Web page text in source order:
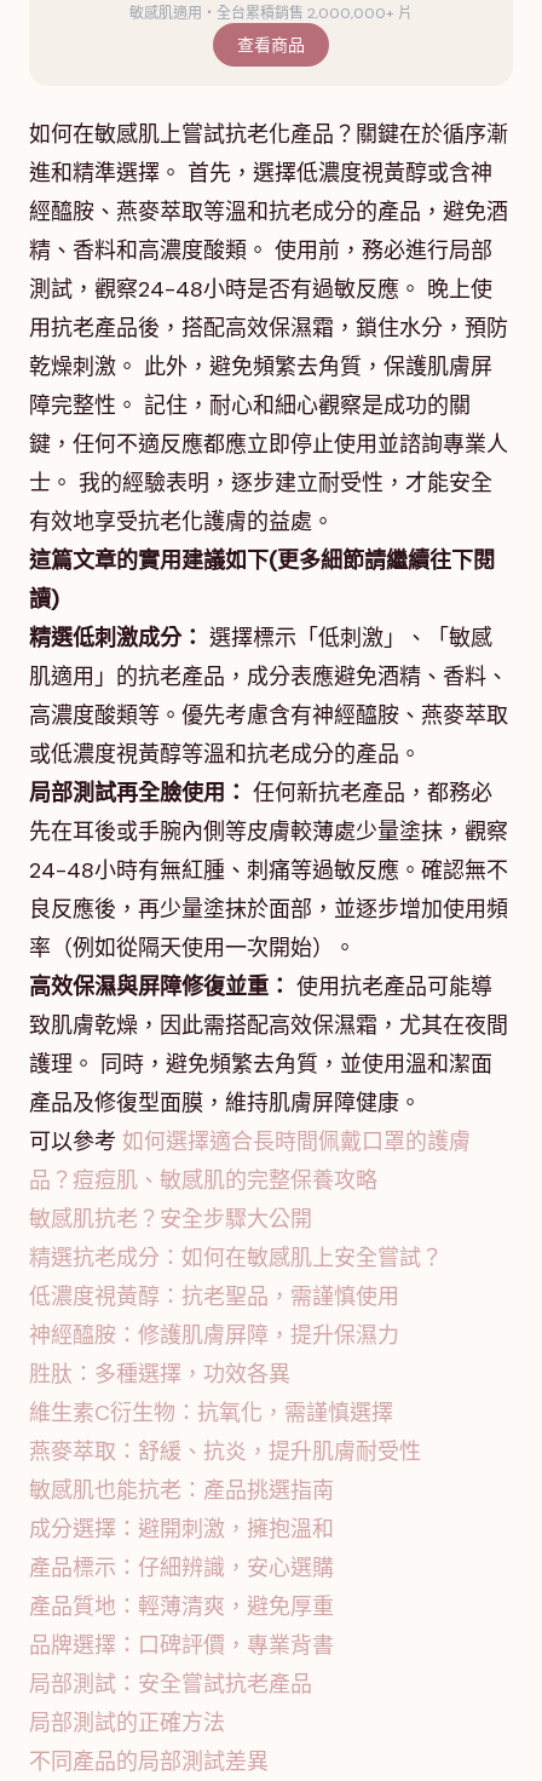
敏感肌適用・全台累積銷售 2,000,000+ 片
查看商品
如何在敏感肌上嘗試抗老化產品？關鍵在於循序漸
進和精準選擇。 首先，選擇低濃度視黃醇或含神
經醯胺、燕麥萃取等溫和抗老成分的產品，避免酒
精、香料和高濃度酸類。 使用前，務必進行局部
測試，觀察24-48小時是否有過敏反應。 晚上使
用抗老產品後，搭配高效保濕霜，鎖住水分，預防
乾燥刺激。 此外，避免頻繁去角質，保護肌膚屏
障完整性。 記住，耐心和細心觀察是成功的關
鍵，任何不適反應都應立即停止使用並諮詢專業人
士。 我的經驗表明，逐步建立耐受性，才能安全
有效地享受抗老化護膚的益處。
這篇文章的實用建議如下(更多細節請繼續往下閱
讀)
精選低刺激成分： 選擇標示「低刺激」、「敏感
肌適用」的抗老產品，成分表應避免酒精、香料、
高濃度酸類等。優先考慮含有神經醯胺、燕麥萃取
或低濃度視黃醇等溫和抗老成分的產品。
局部測試再全臉使用： 任何新抗老產品，都務必
先在耳後或手腕內側等皮膚較薄處少量塗抹，觀察
24-48小時有無紅腫、刺痛等過敏反應。確認無不
良反應後，再少量塗抹於面部，並逐步增加使用頻
率（例如從隔天使用一次開始）。
高效保濕與屏障修復並重： 使用抗老產品可能導
致肌膚乾燥，因此需搭配高效保濕霜，尤其在夜間
護理。 同時，避免頻繁去角質，並使用溫和潔面
產品及修復型面膜，維持肌膚屏障健康。
可以參考 如何選擇適合長時間佩戴口罩的護膚
品？痘痘肌、敏感肌的完整保養攻略
敏感肌抗老？安全步驟大公開
精選抗老成分：如何在敏感肌上安全嘗試？
低濃度視黃醇：抗老聖品，需謹慎使用
神經醯胺：修護肌膚屏障，提升保濕力
胜肽：多種選擇，功效各異
維生素C衍生物：抗氧化，需謹慎選擇
燕麥萃取：舒緩、抗炎，提升肌膚耐受性
敏感肌也能抗老：產品挑選指南
成分選擇：避開刺激，擁抱溫和
產品標示：仔細辨識，安心選購
產品質地：輕薄清爽，避免厚重
品牌選擇：口碑評價，專業背書
局部測試：安全嘗試抗老產品
局部測試的正確方法
不同產品的局部測試差異